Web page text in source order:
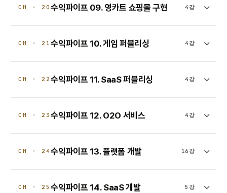
CH · 20수익파이프 09. 영카트 쇼핑몰 구현 4강
CH · 21수익파이프 10. 게임 퍼블리싱 4강
CH · 22수익파이프 11. SaaS 퍼블리싱 4강
CH · 23수익파이프 12. O2O 서비스 4강
CH · 24수익파이프 13. 플랫폼 개발 16강
CH · 25수익파이프 14. SaaS 개발 5강